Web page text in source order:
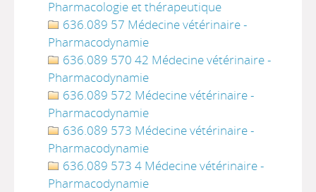
Pharmacologie et thérapeutique
636.089 57 Médecine vétérinaire -
Pharmacodynamie
636.089 570 42 Médecine vétérinaire -
Pharmacodynamie
636.089 572 Médecine vétérinaire -
Pharmacodynamie
636.089 573 Médecine vétérinaire -
Pharmacodynamie
636.089 573 4 Médecine vétérinaire -
Pharmacodynamie